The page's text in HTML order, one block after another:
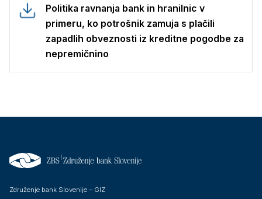
Politika ravnanja bank in hranilnic v
primeru, ko potrošnik zamuja s plačili
zapadlih obveznosti iz kreditne pogodbe za
nepremičnino
Združenje bank Slovenije – GIZ